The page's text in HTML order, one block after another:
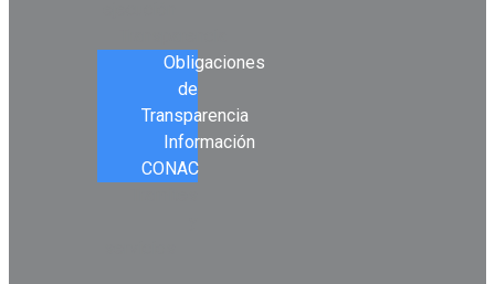
Obligaciones
de
Transparencia
Información
CONAC